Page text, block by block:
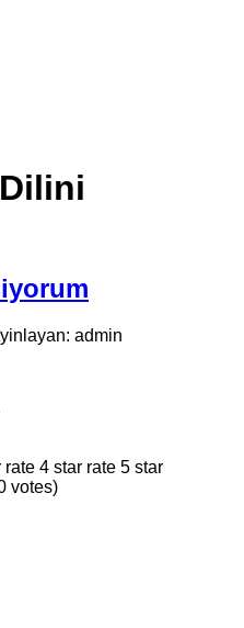
admin
rate 4 star rate 5 star
votes)